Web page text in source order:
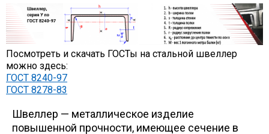
Лист
Уголок
Балка
Швеллер
Посмотреть и скачать ГОСТы на стальной швеллер
можно здесь:
ГОСТ 8240-97
ГОСТ 8278-83
Швеллер — металлическое изделие
повышенной прочности, имеющее сечение в